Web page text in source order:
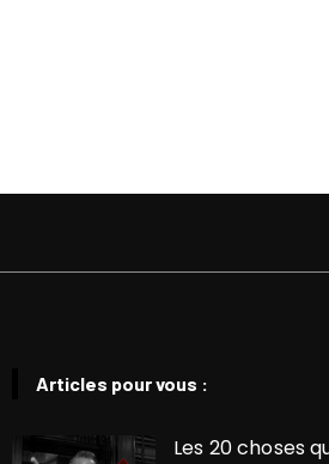
Articles pour vous :
Les 20 choses